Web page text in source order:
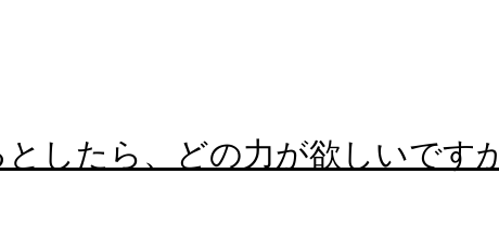
したら、どの力が欲しいです